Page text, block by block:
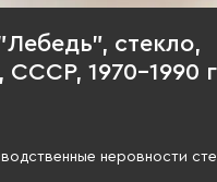
стекло,
1970-1990
неровности